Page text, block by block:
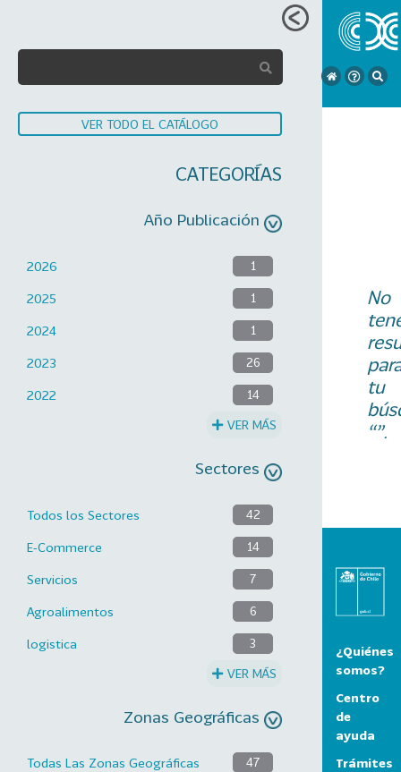
VER TODO EL CATÁLOGO
CATEGORÍAS
Año Publicación
2026 1
2025 1
2024 1
2023 26
2022 14
VER MÁS
Sectores
Todos los Sectores 42
E-Commerce 14
Servicios 7
Agroalimentos 6
logistica 3
VER MÁS
Zonas Geográficas
Todas Las Zonas Geográficas 47
No
tu
“”.
¿Quiénes
somos?
Centro
de
ayuda
Trámites